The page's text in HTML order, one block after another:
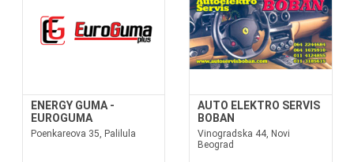
ENERGY GUMA -
EUROGUMA
Poenkareova 35, Palilula
AUTO ELEKTRO SERVIS
BOBAN
Vinogradska 44, Novi
Beograd